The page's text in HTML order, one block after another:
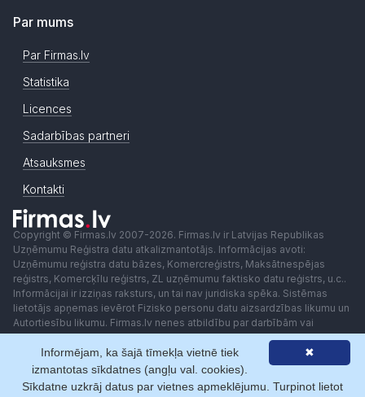
Par mums
Par Firmas.lv
Statistika
Licences
Sadarbības partneri
Atsauksmes
Kontakti
Copyright © Firmas.lv 2007-2026. Firmas.lv ir Latvijas Republikas
Uzņēmumu Reģistra datu atkalizmantotājs. Informācijas avoti:
Uzņēmumu reģistra datu bāzes, Komercreģistrs, Maksātnespējas
reģistrs, Komercķīlu reģistrs, ZL uzņēmumu faktisko datu reģistrs, u.c..
Informācijai ir izziņas raksturs, un tai nav juridiska spēka. Sistēmas
lietotājs apņemas ievērot Fizisko personu datu aizsardzības likumu un
Autortiesību likumu. Firmas.lv nenes atbildību par darbībām vai
lēmumiem, kas balstīti uz saņemto pakalpojumu. Lietotājam aizliegts
izmantot jebkādas automatizētas sistēmas vai iekārtas (robotus)
piekļuvei sistēmai bez rakstiskas saskaņošanas ar Firmas.lv. Galvenā
redaktore: Ingūna Pempere.
✖
Informējam, ka šajā tīmekļa vietnē tiek
izmantotas sīkdatnes (angļu val. cookies).
Sīkdatne uzkrāj datus par vietnes apmeklējumu. Turpinot lietot